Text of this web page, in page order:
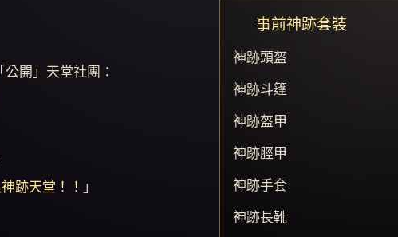
開」天堂社團：
跡天堂！！ 」
🎁 事前神跡套裝
神跡頭盔
神跡斗篷
神跡盔甲
神跡脛甲
神跡手套
神跡長靴